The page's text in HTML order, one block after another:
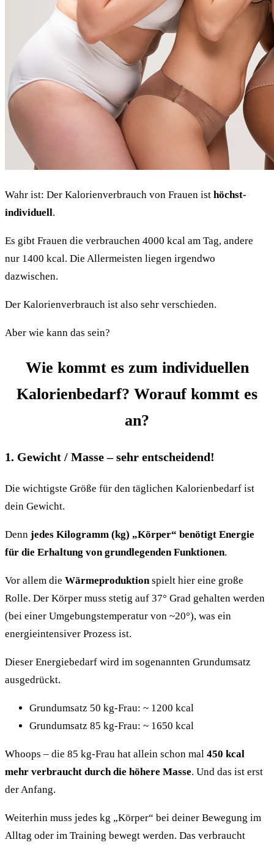
Wahr ist: Der Kalorienverbrauch von Frauen ist höchst-
individuell.
Es gibt Frauen die verbrauchen 4000 kcal am Tag, andere
nur 1400 kcal. Die Allermeisten liegen irgendwo
dazwischen.
Der Kalorienverbrauch ist also sehr verschieden.
Aber wie kann das sein?
Wie kommt es zum individuellen
Kalorienbedarf? Worauf kommt es
an?
1. Gewicht / Masse – sehr entscheidend!
Die wichtigste Größe für den täglichen Kalorienbedarf ist
dein Gewicht.
Denn jedes Kilogramm (kg) „Körper“ benötigt Energie
für die Erhaltung von grundlegenden Funktionen.
Vor allem die Wärmeproduktionspielt hier eine große
Rolle. Der Körper muss stetig auf 37° Grad gehalten werden
(bei einer Umgebungstemperatur von ~20°), was ein
energieintensiver Prozess ist.
Dieser Energiebedarf wird im sogenannten Grundumsatz
ausgedrückt.
Grundumsatz 50 kg-Frau: ~ 1200 kcal
Grundumsatz 85 kg-Frau: ~ 1650 kcal
Whoops – die 85 kg-Frau hat allein schon mal 450 kcal
mehr verbraucht durch die höhere Masse. Und das ist erst
der Anfang.
Weiterhin muss jedes kg „Körper“ bei deiner Bewegung im
Alltag oder im Training bewegt werden. Das verbraucht